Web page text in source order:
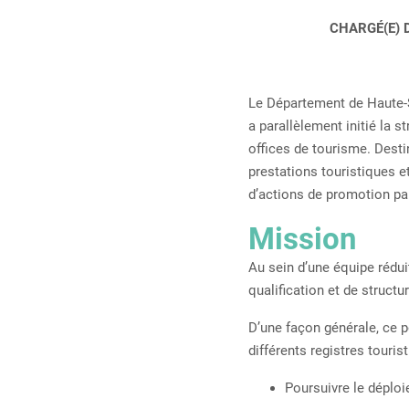
CHARGÉ(E)
Le Département de
a parallèlement initié la
offices de tourisme.
prestations touristiques
d’actions de promotion
Mission
Au sein d’une équipe
qualification et de
D’une façon générale,
différents registres
Poursuivre le